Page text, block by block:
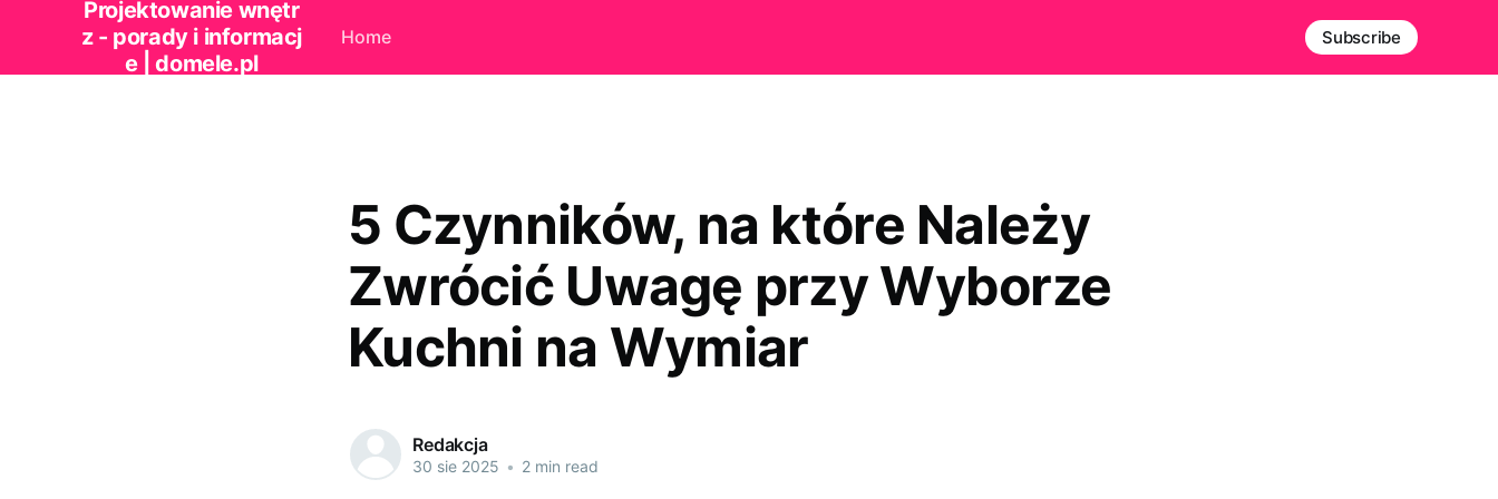
Projektowanie wnętr
z - porady i informacj
e | domele.pl
Home Subscribe
5 Czynników, na które Należy
Zwrócić Uwagę przy Wyborze
Kuchni na Wymiar
Redakcja
30 sie 2025 • 2 min read